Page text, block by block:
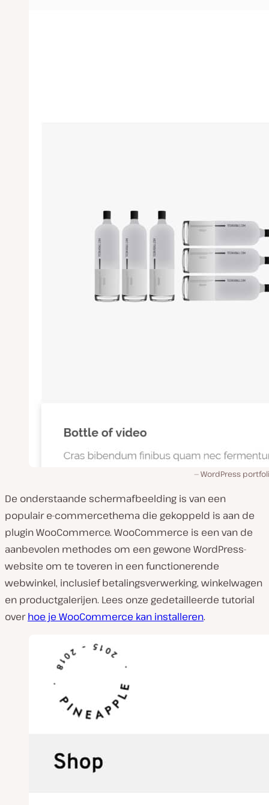
WordPress
De onderstaande schermafbeelding is van een
populair e-commercethema die gekoppeld is aan de
plugin WooCommerce. WooCommerce is een van de
aanbevolen methodes om een gewone WordPress-
website om te toveren in een functionerende
webwinkel, inclusief betalingsverwerking, winkelwagen
en productgalerijen. Lees onze gedetailleerde tutorial
overhoe je WooCommerce kan installeren.